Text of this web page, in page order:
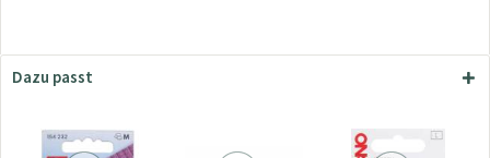
Dazu passt